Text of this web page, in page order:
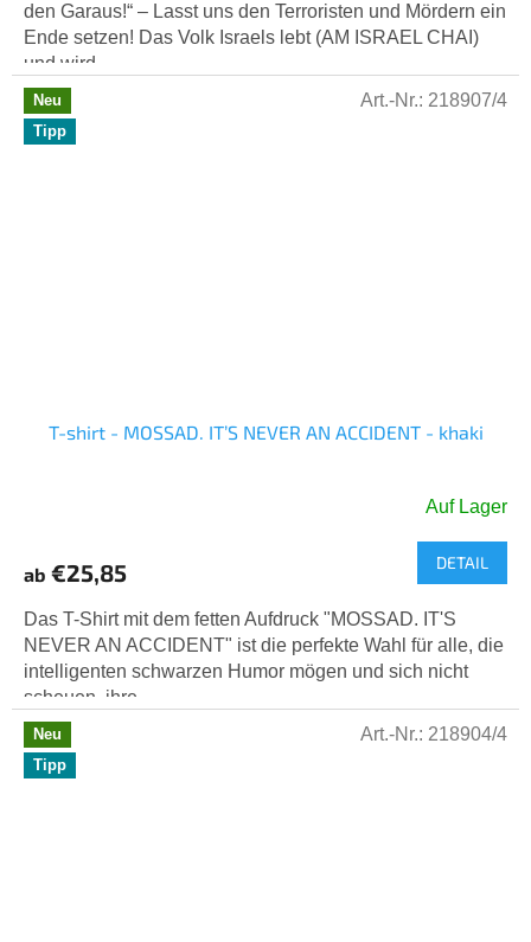
den Garaus!“ – Lasst uns den Terroristen und Mördern ein
Ende setzen! Das Volk Israels lebt (AM ISRAEL CHAI)
und wird...
Neu
Tipp
T-shirt - MOSSAD. IT’S NEVER AN ACCIDENT - khaki
Auf Lager
ab €25,85 DETAIL
Das T-Shirt mit dem fetten Aufdruck "MOSSAD. IT'S
NEVER AN ACCIDENT" ist die perfekte Wahl für alle, die
intelligenten schwarzen Humor mögen und sich nicht
scheuen, ihre...
Art.-Nr.: 218907/4
Neu
Tipp
Art.-Nr.: 218904/4